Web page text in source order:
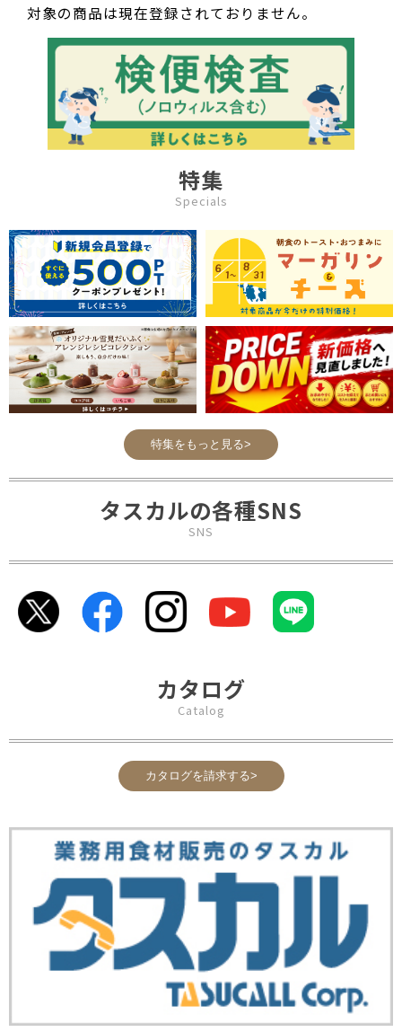
対象の商品は現在登録されておりません。
特集
Specials
特集をもっと見る>
タスカルの各種SNS
SNS
カタログ
Catalog
カタログを請求する>